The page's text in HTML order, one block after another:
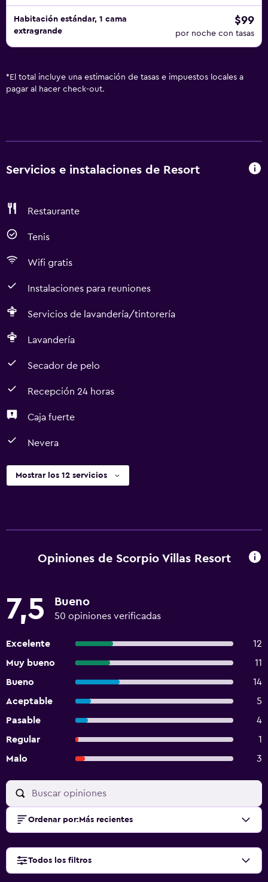
Habitación estándar, 1 cama
extragrande
$99
por noche con tasas
* El total incluye una estimación de tasas e impuestos locales a
pagar al hacer check-out.
Servicios e instalaciones de Resort
Restaurante
Tenis
Wifi gratis
Instalaciones para reuniones
Servicios de lavandería/tintorería
Lavandería
Secador de pelo
Recepción 24 horas
Caja fuerte
Nevera
Mostrar los 12 servicios
Opiniones de Scorpio Villas Resort
7,5 Bueno
50 opiniones verificadas
Excelente
12
Muy bueno
11
Bueno
14
Aceptable
5
Pasable
4
Regular
1
Malo
3
Ordenar por: Más recientes
Todos los filtros